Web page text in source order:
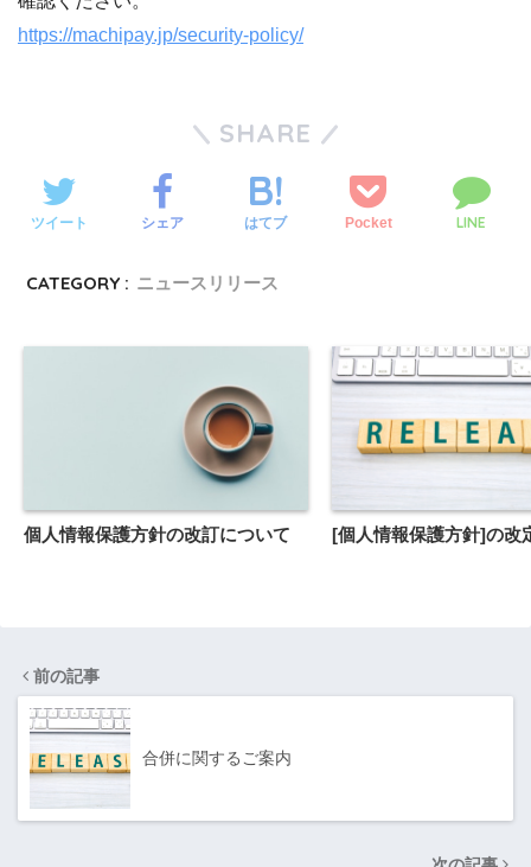
https://machipay.jp/security-policy/
SHARE
ツイート シェア はてブ Pocket LINE
CATEGORY : ニュースリリース
個人情報保護方針の改訂について [個人情報保護方針]の改
前の記事
合併に関するご案内